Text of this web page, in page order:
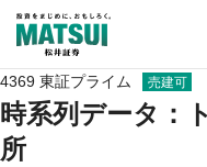
4369 東証プライム 売建可
時系列データ ：
所